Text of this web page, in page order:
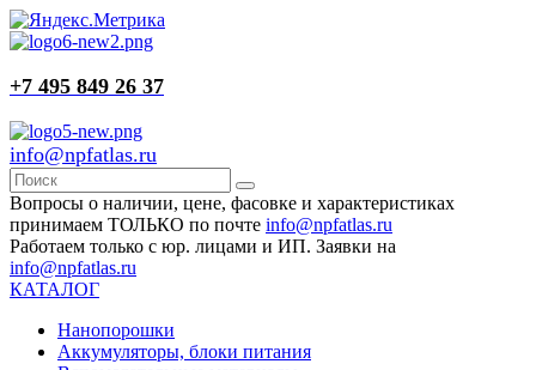
+7 495 849 26 37
info@npfatlas.ru
Вопросы о наличии, цене, фасовке и характеристиках
принимаем ТОЛЬКО по почте info@npfatlas.ru
Работаем только с юр. лицами и ИП. Заявки на
info@npfatlas.ru
КАТАЛОГ
Нанопорошки
Аккумуляторы, блоки питания